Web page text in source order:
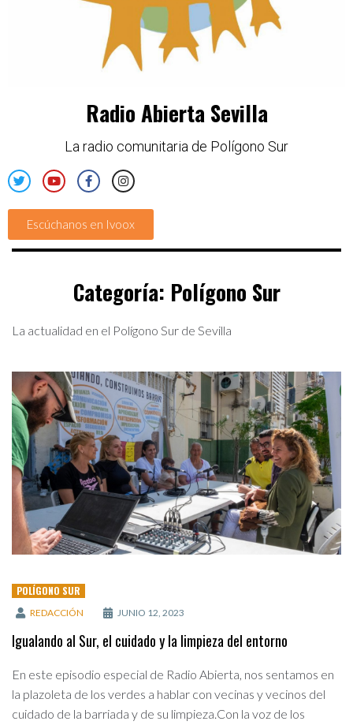
Radio Abierta Sevilla
La radio comunitaria de Polígono Sur
Escúchanos en Ivoox
Categoría: Polígono Sur
La actualidad en el Polígono Sur de Sevilla
POLÍGONO SUR
REDACCIÓN JUNIO 12, 2023
Igualando al Sur, el cuidado y la limpieza del entorno
En este episodio especial de Radio Abierta, nos sentamos en
la plazoleta de los verdes a hablar con vecinas y vecinos del
cuidado de la barriada y de su limpieza.Con la voz de los